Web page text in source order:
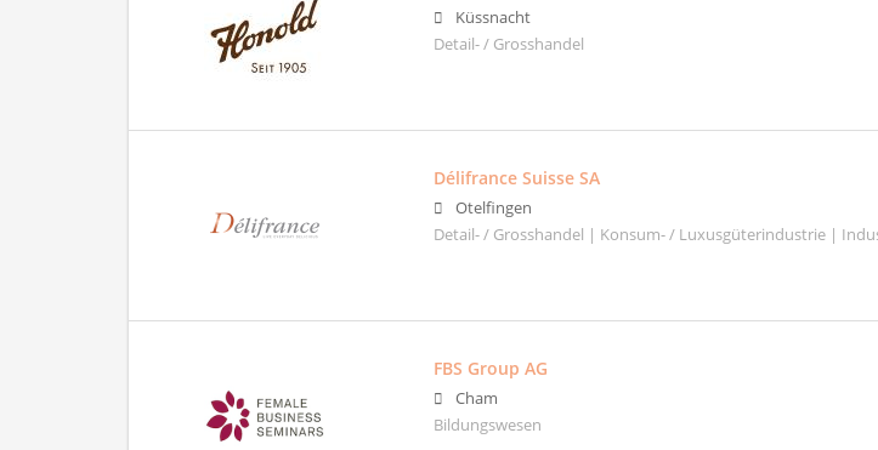
Küssnacht
Detail- / Grosshandel
Délifrance Suisse SA
Otelfingen
Detail- / Grosshandel | Konsum- / Luxusgüterindustrie |
FBS Group AG
Cham
Bildungswesen